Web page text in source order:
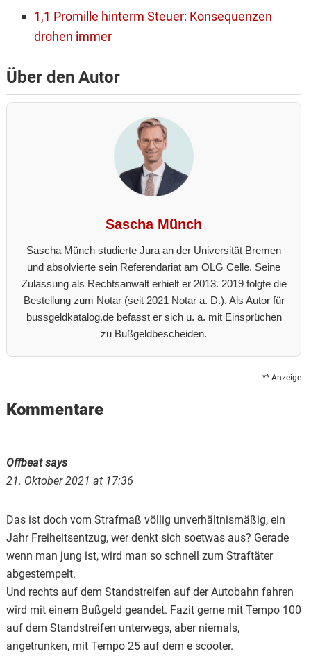
1,1 Promille hinterm Steuer: Konsequenzen
drohen immer
Über den Autor
Sascha Münch
Sascha Münch studierte Jura an der Universität Bremen
und absolvierte sein Referendariat am OLG Celle. Seine
Zulassung als Rechtsanwalt erhielt er 2013. 2019 folgte die
Bestellung zum Notar (seit 2021 Notar a. D.). Als Autor für
bussgeldkatalog.de befasst er sich u. a. mit Einsprüchen
zu Bußgeldbescheiden.
** Anzeige
Reader
Kommentare
Offbeatsays
21. Oktober 2021 at 17:36
Das ist doch vom Strafmaß völlig unverhältnismäßig, ein
Jahr Freiheitsentzug, wer denkt sich soetwas aus? Gerade
wenn man jung ist, wird man so schnell zum Straftäter
abgestempelt.
Und rechts auf dem Standstreifen auf der Autobahn fahren
wird mit einem Bußgeld geandet. Fazit gerne mit Tempo 100
auf dem Standstreifen unterwegs, aber niemals,
angetrunken, mit Tempo 25 auf dem e scooter.